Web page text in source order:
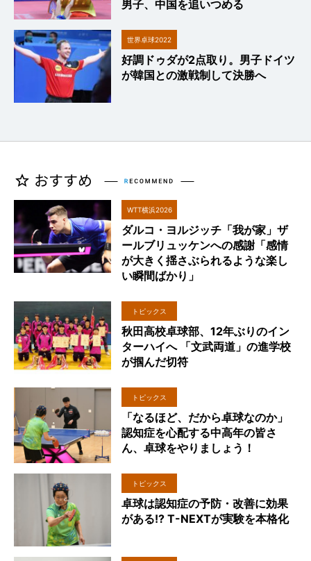
男子、中国を追いつめる
世界卓球2022
好調ドゥダが2点取り。男子ドイツ
が韓国との激戦制して決勝へ
WTT横浜2026
ダルコ・ヨルジッチ「我が家」ザ
ールブリュッケンへの感謝「感情
が大きく揺さぶられるような楽し
い瞬間ばかり」
トピックス
秋田高校卓球部、12年ぶりのイン
ターハイへ 「文武両道」の進学校
が掴んだ切符
トピックス
「なるほど、だから卓球なのか」
認知症を心配する中高年の皆さ
ん、卓球をやりましょう！
トピックス
卓球は認知症の予防・改善に効果
がある!? T-NEXTが実験を本格化